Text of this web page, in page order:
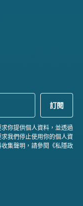
你提供個人資料，並透過
我們停止使用你的個人資
集聲明，請參閱《私隱政